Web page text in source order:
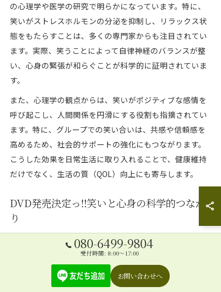
の心理学や医学の研究で明らかになっています。特に、
笑いがストレスホルモンの分泌を抑制し、リラックス状
態をもたらすことは、多くの専門家からも注目されてい
ます。実際、笑うことによって自律神経のバランスが整
い、心身の緊張が和らぐことが科学的に証明されていま
す。
また、心理学の観点からは、笑いがポジティブな感情を
呼び起こし、人間関係を円滑にする役割も指摘されてい
ます。特に、グループでの笑い合いは、共感や信頼感を
高めるため、社会的サポートの強化にもつながります。
こうした効果を日常生活に取り入れることで、健康維持
だけでなく、生活の質（QOL）向上にも寄与します。
DVD発売決定っ‼️笑いと心身の科学的つなが
り
DVD発売決定っ‼️「笑える❗️介護予防体操」🌸は、笑いの
健康効果を最大限に活かした新しい介護予防プログラム
です。講師であるお笑い介護予防トレーナーいぜなひさ
お氏は、笑いと運動を組み合わせることで、心身の健康
080-6499-9804
受付時間: 8:00～17:00
お問い合わせへ